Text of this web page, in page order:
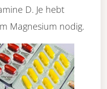
D. Je hebt
Magnesium nodig.